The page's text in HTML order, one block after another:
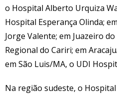
o Hospital Alberto Urquiza
Hospital Esperança Olinda;
Jorge Valente; em Juazeiro
Regional do Cariri; em
em São Luis/MA, o UDI
Na região sudeste, o Hospital